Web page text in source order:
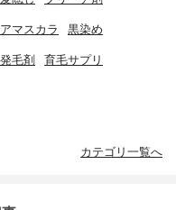
マスカラ 黒染め
発毛剤 育毛サプリ
カテゴリ一覧へ